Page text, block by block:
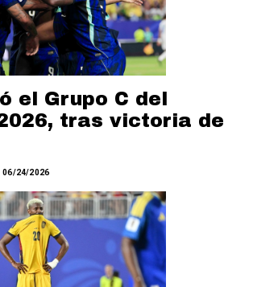
el Grupo C del
tras victoria de
06/24/2026